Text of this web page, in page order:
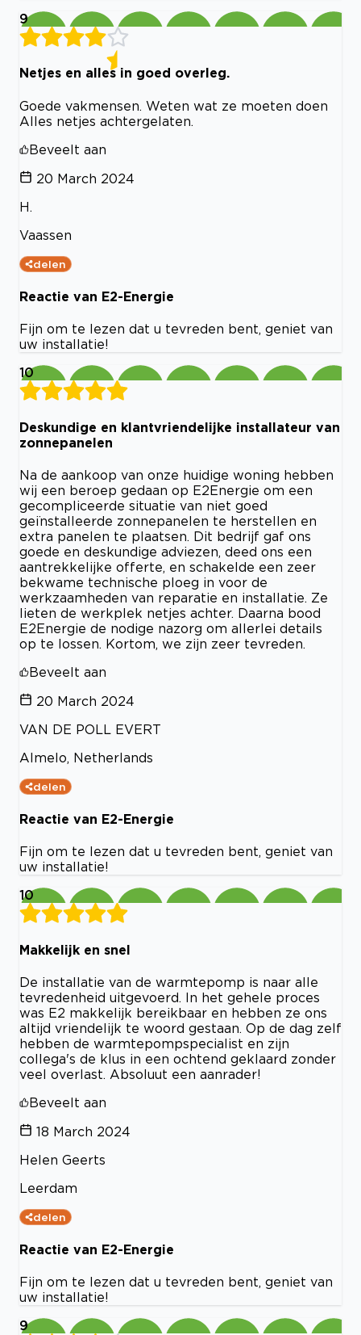
9
Netjes en alles in goed overleg.
Goede vakmensen. Weten wat ze moeten doen
Alles netjes achtergelaten.
Beveelt aan
20 March 2024
H.
Vaassen
delen
Reactie van E2-Energie
Fijn om te lezen dat u tevreden bent, geniet van
uw installatie!
10
Deskundige en klantvriendelijke installateur van
zonnepanelen
Na de aankoop van onze huidige woning hebben
wij een beroep gedaan op E2Energie om een
gecompliceerde situatie van niet goed
geïnstalleerde zonnepanelen te herstellen en
extra panelen te plaatsen. Dit bedrijf gaf ons
goede en deskundige adviezen, deed ons een
aantrekkelijke offerte, en schakelde een zeer
bekwame technische ploeg in voor de
werkzaamheden van reparatie en installatie. Ze
lieten de werkplek netjes achter. Daarna bood
E2Energie de nodige nazorg om allerlei details
op te lossen. Kortom, we zijn zeer tevreden.
Beveelt aan
20 March 2024
VAN DE POLL EVERT
Almelo, Netherlands
delen
Reactie van E2-Energie
Fijn om te lezen dat u tevreden bent, geniet van
uw installatie!
10
Makkelijk en snel
De installatie van de warmtepomp is naar alle
tevredenheid uitgevoerd. In het gehele proces
was E2 makkelijk bereikbaar en hebben ze ons
altijd vriendelijk te woord gestaan. Op de dag zelf
hebben de warmtepompspecialist en zijn
collega's de klus in een ochtend geklaard zonder
veel overlast. Absoluut een aanrader!
Beveelt aan
18 March 2024
Helen Geerts
Leerdam
delen
Reactie van E2-Energie
Fijn om te lezen dat u tevreden bent, geniet van
uw installatie!
9